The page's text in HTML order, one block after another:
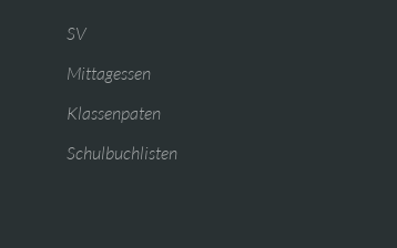
SV
Mittagessen
Klassenpaten
Schulbuchlisten